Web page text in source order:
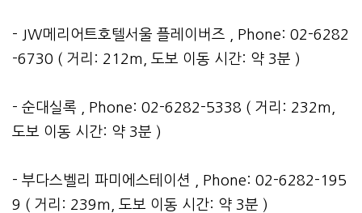
- JW메리어트호텔서울 플레이버즈 , Phone: 02-6282
-6730 ( 거리: 212m, 도보 이동 시간: 약 3분 )
- 순대실록 , Phone: 02-6282-5338 ( 거리: 232m,
도보 이동 시간: 약 3분 )
- 부다스벨리 파미에스테이션 , Phone: 02-6282-195
9 ( 거리: 239m, 도보 이동 시간: 약 3분 )